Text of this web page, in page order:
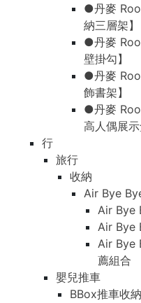
●丹麥
納三層架】
●丹麥
壁掛勾】
●丹麥
飾書架】
●丹麥
高人偶展示
行
旅行
收納
Air Bye
Air Bye
Air Bye
Air Bye
薦組合
嬰兒推車
BBox推車收